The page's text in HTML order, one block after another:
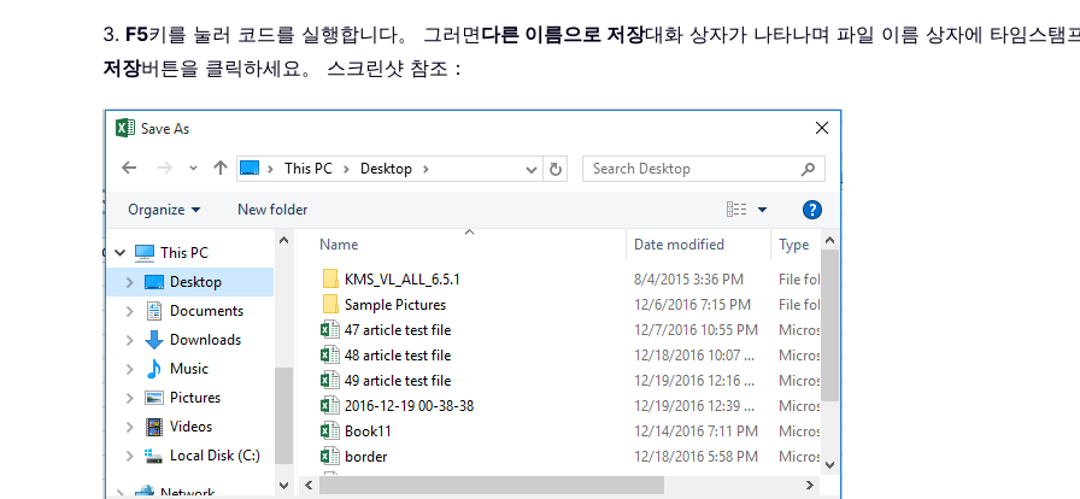
3. F5키를 눌러 코드를 실행합니다。 그러면다른 이름으로 저장대화 상자가 나타나며 파일 이름 상자에 타임스
저장버튼을 클릭하세요。 스크린샷 참조：